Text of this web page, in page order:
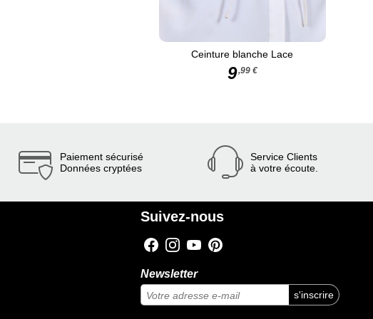
Ceinture blanche Lace
9,99 €
Paiement sécurisé
Données cryptées
Service Clients
à votre écoute.
Suivez-nous
Newsletter
s'inscrire